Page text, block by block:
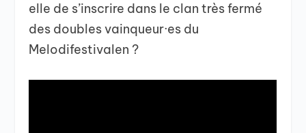
elle de s’inscrire dans le clan très fermé
des doubles vainqueur·es du
Melodifestivalen ?